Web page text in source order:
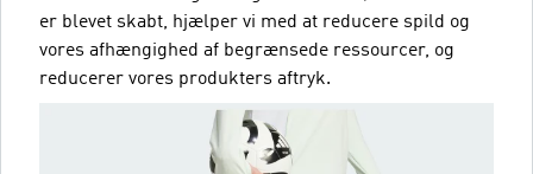
er blevet skabt, hjælper vi med at reducere spild og
vores afhængighed af begrænsede ressourcer, og
reducerer vores produkters aftryk.